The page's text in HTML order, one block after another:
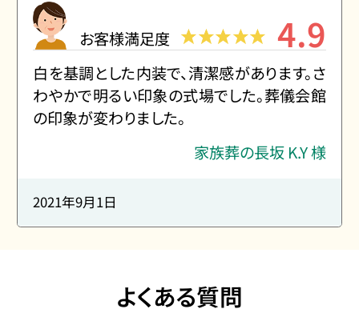
お客様満足度 4.9
白を基調とした内装で、清潔感があります。さ
わやかで明るい印象の式場でした。葬儀会館
の印象が変わりました。
家族葬の長坂 K.Y 様
2021年9月1日
よくある質問